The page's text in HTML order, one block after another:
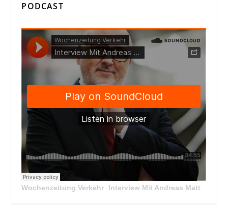
PODCAST
Wochenzeitung Verkehr · Interview Mit Andreas Matthä, CEO der ÖBB Holding